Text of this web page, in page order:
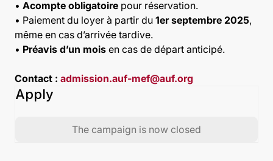
• Acompte obligatoire pour réservation.
• Paiement du loyer à partir du 1er septembre 2025,
même en cas d’arrivée tardive.
• Préavis d’un mois en cas de départ anticipé.
Contact : admission.auf-mef@auf.org
Apply
The campaign is now closed